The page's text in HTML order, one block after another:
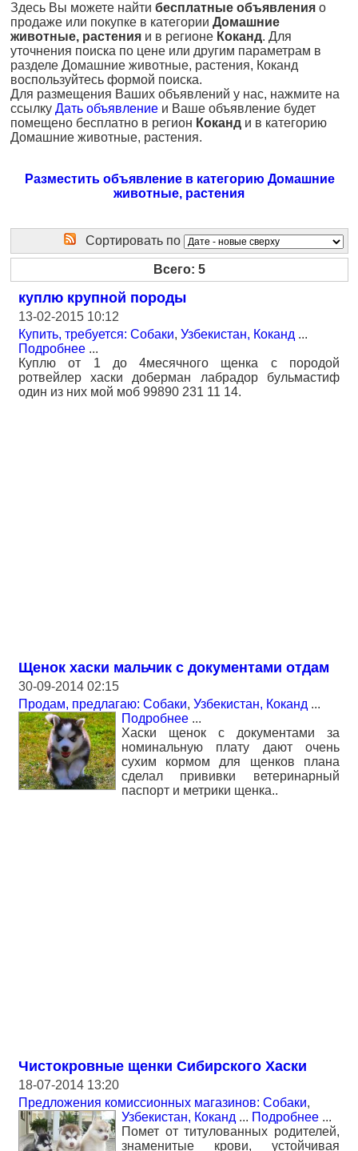
Здесь Вы можете найти бесплатные объявления о
продаже или покупке в категории Домашние
животные, растения и в регионе Коканд. Для
уточнения поиска по цене или другим параметрам в
разделе Домашние животные, растения, Коканд
воспользуйтесь формой поиска.
Для размещения Ваших объявлений у нас, нажмите на
ссылку Дать объявление и Ваше объявление будет
помещено бесплатно в регион Коканд и в категорию
Домашние животные, растения.
Разместить объявление в категорию Домашние
животные, растения
Сортировать по
Всего: 5
куплю крупной породы
13-02-2015 10:12
Купить, требуется: Собаки, Узбекистан, Коканд ...
Подробнее ...
Куплю от 1 до 4месячного щенка с породой
ротвейлер хаски доберман лабрадор бульмастиф
один из них мой моб 99890 231 11 14.
Щенок хаски мальчик с документами отдам
30-09-2014 02:15
Продам, предлагаю: Собаки, Узбекистан, Коканд ...
Подробнее ...
Хаски щенок с документами за
номинальную плату дают очень
сухим кормом для щенков плана
сделал прививки ветеринарный
паспорт и метрики щенка..
Чистокровные щенки Сибирского Хаски
18-07-2014 13:20
Предложения комиссионных магазинов: Собаки,
Узбекистан, Коканд ... Подробнее ...
Помет от титулованных родителей,
знаменитые крови, устойчивая